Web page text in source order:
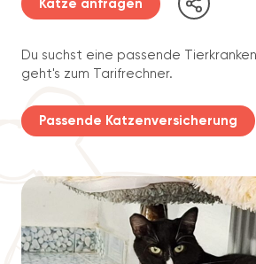
Katze anfragen
Du suchst eine passende
geht's zum Tarifrechner.
Passende Katzenversicherung